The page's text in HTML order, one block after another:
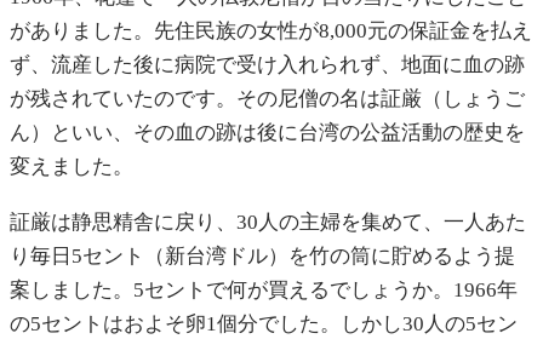
がありました。先住民族の女性が8,000元の保証金を払え
ず、流産した後に病院で受け入れられず、地面に血の跡
が残されていたのです。その尼僧の名は証厳（しょうご
ん）といい、その血の跡は後に台湾の公益活動の歴史を
変えました。
証厳は静思精舎に戻り、30人の主婦を集めて、一人あた
り毎日5セント（新台湾ドル）を竹の筒に貯めるよう提
案しました。5セントで何が買えるでしょうか。1966年
の5セントはおよそ卵1個分でした。しかし30人の5セン